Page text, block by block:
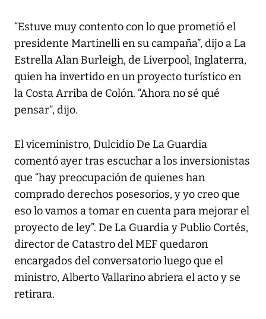
“Estuve muy contento con lo que prometió el
presidente Martinelli en su campaña”, dijo a La
Estrella Alan Burleigh, de Liverpool, Inglaterra,
quien ha invertido en un proyecto turístico en
la Costa Arriba de Colón. “Ahora no sé qué
pensar”, dijo.
El viceministro, Dulcidio De La Guardia
comentó ayer tras escuchar a los inversionistas
que “hay preocupación de quienes han
comprado derechos posesorios, y yo creo que
eso lo vamos a tomar en cuenta para mejorar el
proyecto de ley”. De La Guardia y Publio Cortés,
director de Catastro del MEF quedaron
encargados del conversatorio luego que el
ministro, Alberto Vallarino abriera el acto y se
retirara.